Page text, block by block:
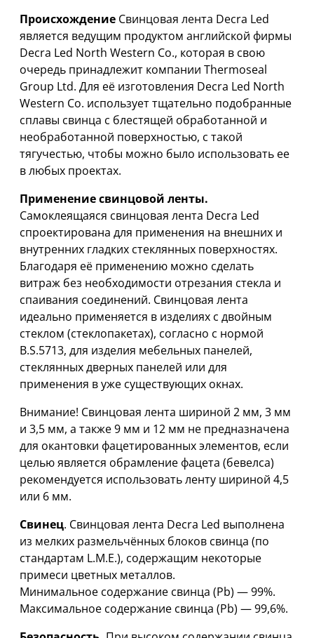
Происхождение Свинцовая лента Decra Led
является ведущим продуктом английской фирмы
Decra Led North Western Co., которая в свою
очередь принадлежит компании Thermoseal
Group Ltd. Для её изготовления Decra Led North
Western Co. использует тщательно подобранные
сплавы свинца с блестящей обработанной и
необработанной поверхностью, с такой
тягучестью, чтобы можно было использовать ее
в любых проектах.
Применение свинцовой ленты.
Самоклеящаяся свинцовая лента Decra Led
спроектирована для применения на внешних и
внутренних гладких стеклянных поверхностях.
Благодаря её применению можно сделать
витраж без необходимости отрезания стекла и
спаивания соединений. Свинцовая лента
идеально применяется в изделиях с двойным
стеклом (стеклопакетах), согласно с нормой
B.S.5713, для изделия мебельных панелей,
стеклянных дверных панелей или для
применения в уже существующих окнах.
Внимание! Свинцовая лента шириной 2 мм, 3 мм
и 3,5 мм, а также 9 мм и 12 мм не предназначена
для окантовки фацетированных элементов, если
целью является обрамление фацета (бевелса)
рекомендуется использовать ленту шириной 4,5
или 6 мм.
Свинец. Свинцовая лента Decra Led выполнена
из мелких размельчённых блоков свинца (по
стандартам L.M.E.), содержащим некоторые
примеси цветных металлов.
Минимальное содержание свинца (Pb) — 99%.
Максимальное содержание свинца (Pb) — 99,6%.